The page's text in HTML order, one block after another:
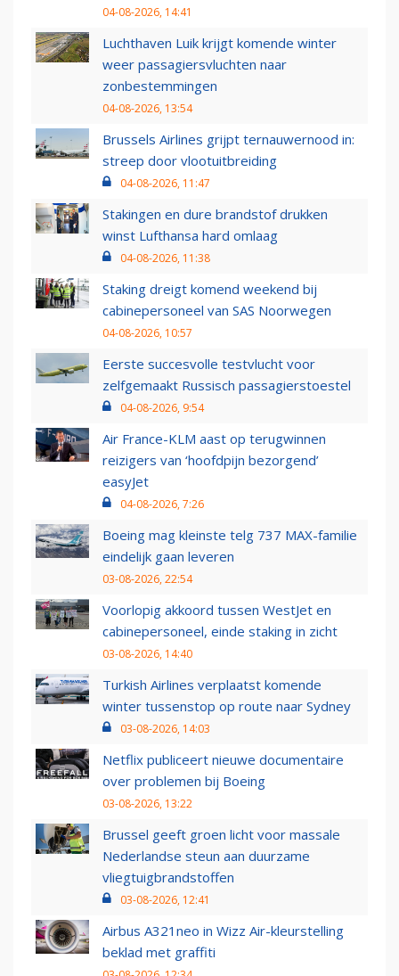
04-08-2026, 14:41
Luchthaven Luik krijgt komende winter
weer passagiersvluchten naar
zonbestemmingen
04-08-2026, 13:54
Brussels Airlines grijpt ternauwernood in:
streep door vlootuitbreiding
04-08-2026, 11:47
Stakingen en dure brandstof drukken
winst Lufthansa hard omlaag
04-08-2026, 11:38
Staking dreigt komend weekend bij
cabinepersoneel van SAS Noorwegen
04-08-2026, 10:57
Eerste succesvolle testvlucht voor
zelfgemaakt Russisch passagierstoestel
04-08-2026, 9:54
Air France-KLM aast op terugwinnen
reizigers van ‘hoofdpijn bezorgend’
easyJet
04-08-2026, 7:26
Boeing mag kleinste telg 737 MAX-familie
eindelijk gaan leveren
03-08-2026, 22:54
Voorlopig akkoord tussen WestJet en
cabinepersoneel, einde staking in zicht
03-08-2026, 14:40
Turkish Airlines verplaatst komende
winter tussenstop op route naar Sydney
03-08-2026, 14:03
Netflix publiceert nieuwe documentaire
over problemen bij Boeing
03-08-2026, 13:22
Brussel geeft groen licht voor massale
Nederlandse steun aan duurzame
vliegtuigbrandstoffen
03-08-2026, 12:41
Airbus A321neo in Wizz Air-kleurstelling
beklad met graffiti